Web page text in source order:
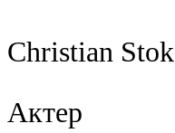
Christian
Актер